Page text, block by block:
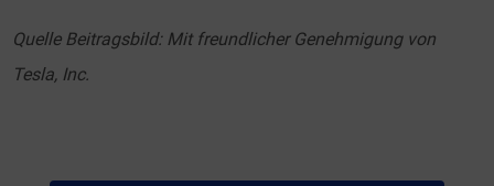
Quelle Beitragsbild: Mit freundlicher Genehmigung von
Tesla, Inc.